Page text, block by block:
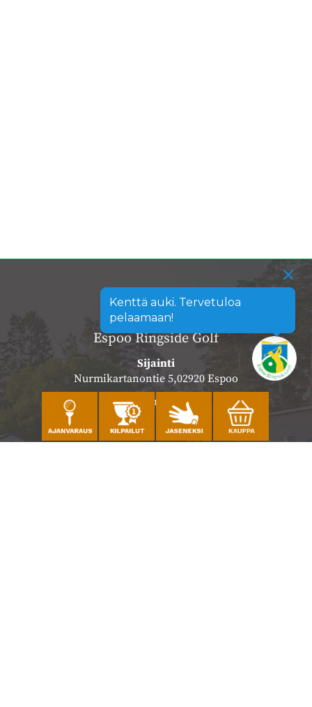
Kenttä auki. Tervetuloa
pelaamaan!
Espoo Ringside Golf
Sijainti
Nurmikartanontie 5,02920 Espoo
Katso sijainti kartalla